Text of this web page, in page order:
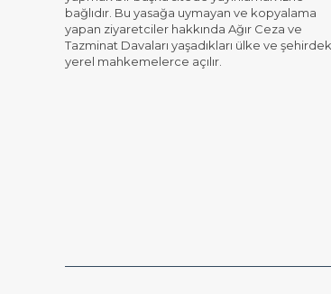
bağlıdır. Bu yasağa uymayan ve kopyalama
yapan ziyaretciler hakkında Ağır Ceza ve
Tazminat Davaları yaşadıkları ülke ve
yerel mahkemelerce açılır.